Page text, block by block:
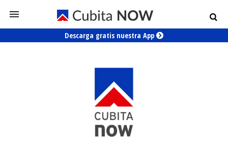
Descarga gratis nuestra App